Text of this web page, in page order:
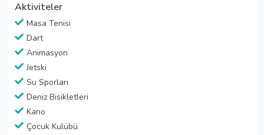
Aktiviteler
Masa Tenisi
Dart
Animasyon
Jetski
Su Sporları
Deniz Bisikletleri
Kano
Çocuk Kulübü